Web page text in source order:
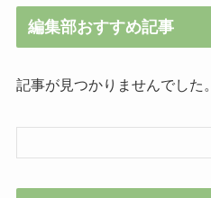
編集部おすすめ記事
記事が見つかりませんでした。